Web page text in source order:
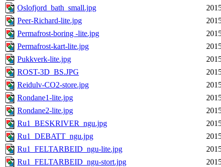
Oslofjord_bath_small.jpg
Peer-Richard-lite.jpg
Permafrost-boring -lite.jpg
Permafrost-kart-lite.jpg
Pukkverk-lite.jpg
ROST-3D_BS.JPG
Reidulv-CO2-store.jpg
Rondane1-lite.jpg
Rondane2-lite.jpg
Ru1_BESKRIVER_ngu.jpg
Ru1_DEBATT_ngu.jpg
Ru1_FELTARBEID_ngu-lite.jpg
Ru1_FELTARBEID_ngu-stort.jpg